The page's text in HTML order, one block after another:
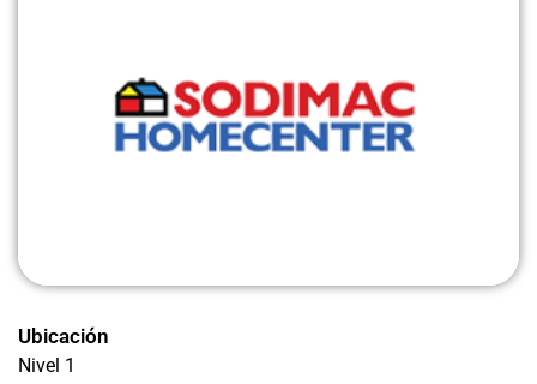
Ubicación
Nivel 1